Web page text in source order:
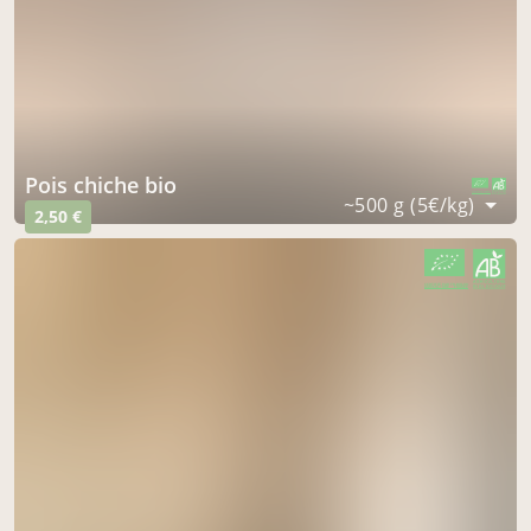
pois chiche bio
2,50 € ~500 g (5€/kg)
CERTIFIÉ PAR FR-BIO-09
AGRICULTURE FRANCE